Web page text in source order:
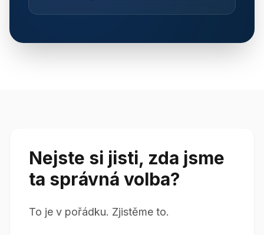
Nejste si jisti, zda jsme
ta správná volba?
To je v pořádku. Zjistěme to.